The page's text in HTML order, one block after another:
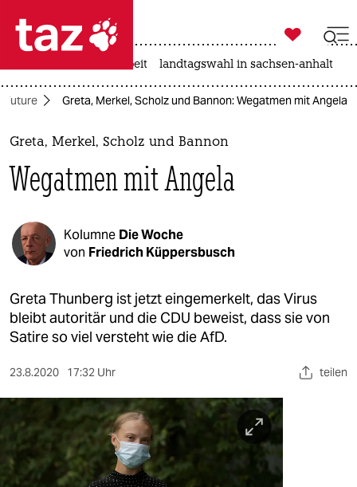
 taz zahl ich
taz zahl ich
themen
politik
öko
gesellschaft
kultur
sport
nord
wahrheit
verlag

taz zahl ich
arbeit landtagswahl in sachsen-anhalt
Future Greta, Merkel, Scholz und Bannon: Wegatmen mit Angela
Greta, Merkel, Scholz und Bannon
Wegatmen mit Angela
Kolumne Die Woche
von Friedrich Küppersbusch
Greta Thunberg ist jetzt eingemerkelt, das Virus
bleibt autoritär und die CDU beweist, dass sie von
Satire so viel versteht wie die AfD.
23.8.2020 17:32 Uhr teilen